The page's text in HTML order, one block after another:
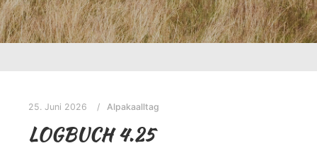
25. Juni 2026 Alpakaalltag
LOGBUCH 4.25